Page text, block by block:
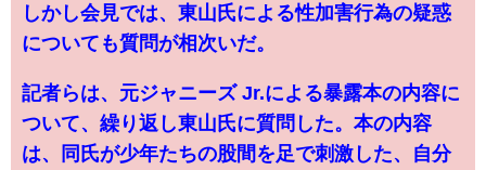
しかし会見では、東山氏による性加害行為の疑惑
についても質問が相次いだ。
記者らは、元ジャニーズ Jr.による暴露本の内容に
ついて、繰り返し東山氏に質問した。本の内容
は、同氏が少年たちの股間を足で刺激した、自分